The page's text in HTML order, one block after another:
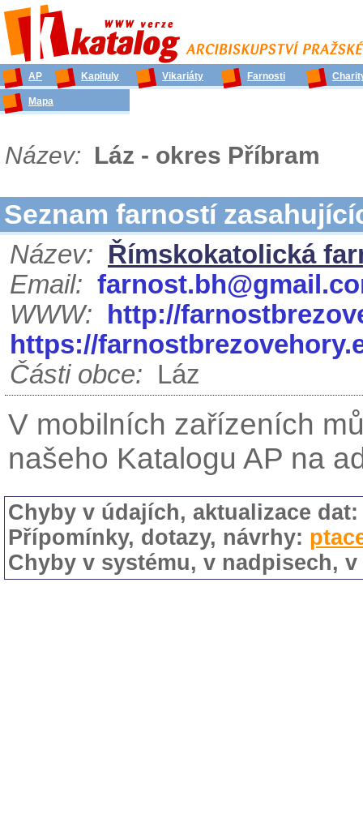
AP Kapituly Vikariáty Farnosti
Mapa
Název: Láz - okres Příbram
Seznam farností
Název: Římskokatolická
Email:
WWW:
http://
https://
Části obce: Láz
V mobilních zařízeních
našeho Katalogu AP na
Chyby v údajích, aktualizace
Přípomínky, dotazy, návrhy:
Chyby v systému, v nadpisech,